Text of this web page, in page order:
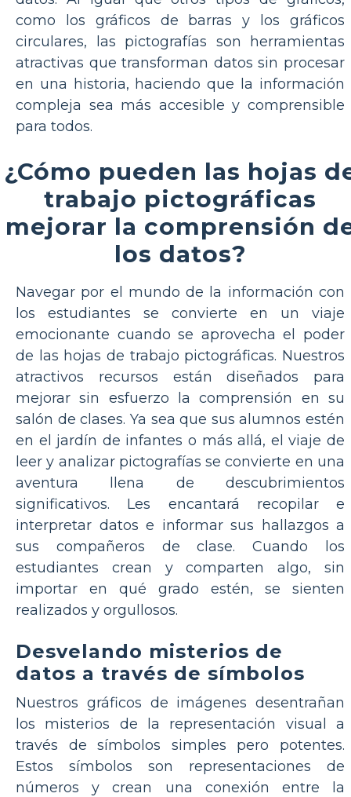
como los gráficos de barras y los gráficos
circulares, las pictografías son herramientas
atractivas que transforman datos sin procesar
en una historia, haciendo que la información
compleja sea más accesible y comprensible
para todos.
¿Cómo pueden las hojas
trabajo pictográficas
mejorar la comprensión
los datos?
Navegar por el mundo de la información con
los estudiantes se convierte en un viaje
emocionante cuando se aprovecha el poder
de las hojas de trabajo pictográficas. Nuestros
atractivos recursos están diseñados para
mejorar sin esfuerzo la comprensión en su
salón de clases. Ya sea que sus alumnos estén
en el jardín de infantes o más allá, el viaje de
leer y analizar pictografías se convierte en una
aventura llena de descubrimientos
significativos. Les encantará recopilar e
interpretar datos e informar sus hallazgos a
sus compañeros de clase. Cuando los
estudiantes crean y comparten algo, sin
importar en qué grado estén, se sienten
realizados y orgullosos.
Desvelando misterios de
datos a través de símbolos
Nuestros gráficos de imágenes desentrañan
los misterios de la representación visual a
través de símbolos simples pero potentes.
Estos símbolos son representaciones de
números y crean una conexión entre la